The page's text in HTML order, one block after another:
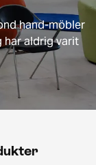
hand-möbler
har aldrig varit